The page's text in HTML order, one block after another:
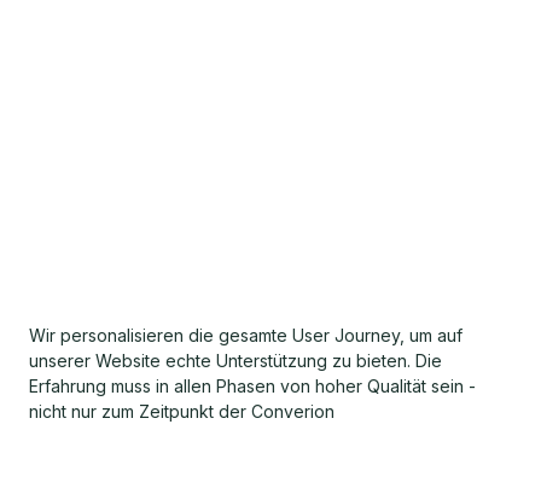
Wir personalisieren die gesamte User Journey, um auf
unserer Website echte Unterstützung zu bieten. Die
Erfahrung muss in allen Phasen von hoher Qualität sein -
nicht nur zum Zeitpunkt der Converion